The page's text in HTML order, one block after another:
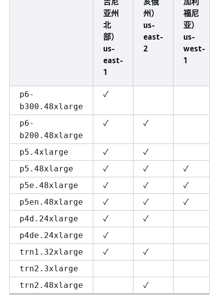
亚州
北
部）
us-
east-
1
州）
us-
east-
2
福尼
亚）
us-
west-
1
p6-
b300.48xlarge
✓
p6-
b200.48xlarge
✓ ✓
p5.4xlarge ✓ ✓
p5.48xlarge ✓ ✓ ✓
p5e.48xlarge ✓ ✓ ✓
p5en.48xlarge ✓ ✓ ✓
p4d.24xlarge ✓ ✓
p4de.24xlarge ✓
trn1.32xlarge ✓ ✓
trn2.3xlarge
trn2.48xlarge
✓